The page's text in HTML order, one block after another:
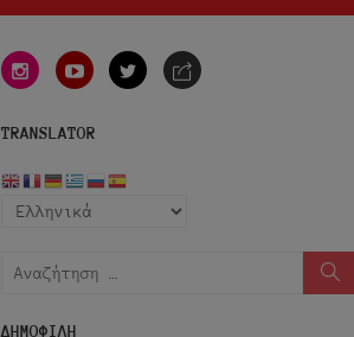
instagramyoutube twittere-
TRANSLATOR
Αναζήτηση
ΔΗΜΟΦΙΛΗ